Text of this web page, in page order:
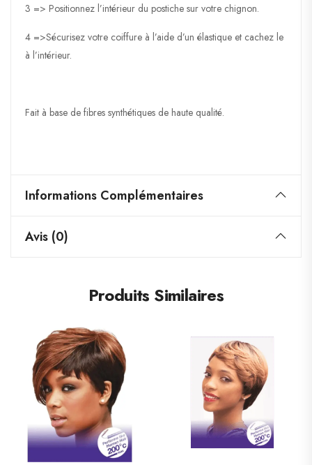
3 => Positionnez l’intérieur du postiche sur votre chignon.
4 =>Sécurisez votre coiffure à l’aide d’un élastique et cachez le
à l’intérieur.
Fait à base de fibres synthétiques de haute qualité.
Informations Complémentaires
Avis (0)
Produits Similaires